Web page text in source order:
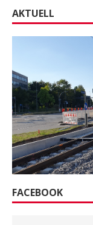
AKTUELL
FACEBOOK